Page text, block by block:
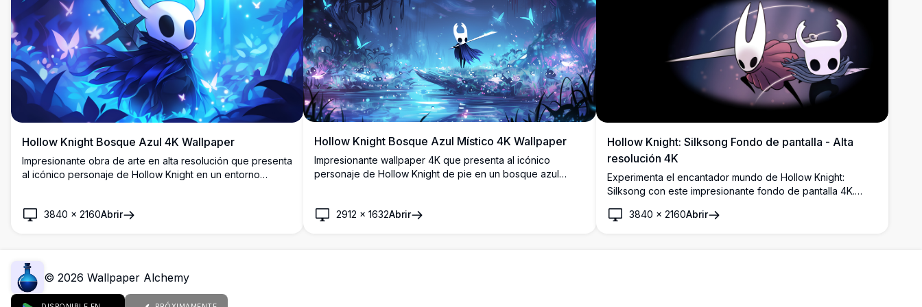
Hollow Knight Bosque Azul 4K Wallpaper
Impresionante obra de arte en alta resolución que presenta
al icónico personaje de Hollow Knight en un entorno
etérea y atmósfera encantadora perfecta para entusiastas
3840 × 2160Abrir
Hollow Knight Bosque Azul Místico 4K Wallpaper
Impresionante wallpaper 4K que presenta al icónico
personaje de Hollow Knight de pie en un bosque azul
resolución que muestra el estilo artístico distintivo del juego
2912 ×1632Abrir
Hollow Knight: Silksong Fondo de pantalla - Alta
resolución 4K
Experimenta el encantador mundo de Hollow Knight:
Silksong con este impresionante fondo de pantalla 4K.
imagen de alta resolución es perfecta para los fanáticos
3840 × 2160Abrir
© 2026 Wallpaper Alchemy